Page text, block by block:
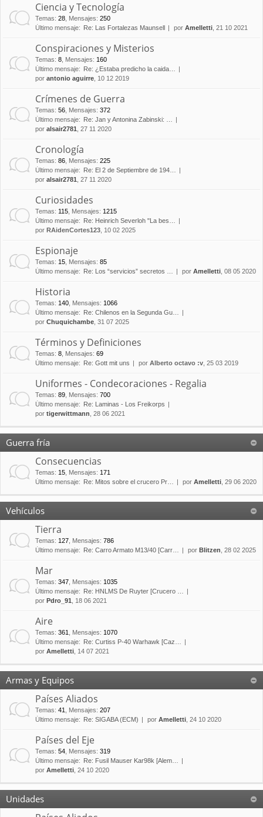
Ciencia y Tecnología
Temas: 28 Mensajes: 250
Último mensaje:
Re: Las Fortalezas Maunsell por Amelletti , 21 10 2021
Conspiraciones y Misterios
Temas: 8 Mensajes: 160
Último mensaje:
Re: ¿Estaba predicho la caida…
por antonio aguirre , 10 12 2019
Crímenes de Guerra
Temas: 56 Mensajes: 372
Último mensaje:
Re: Jan y Antonina Zabinski: …
por alsair2781 , 27 11 2020
Cronología
Temas: 86 Mensajes: 225
Último mensaje:
Re: El 2 de Septiembre de 194…
por alsair2781 , 27 11 2020
Curiosidades
Temas: 115 Mensajes: 1215
Último mensaje:
Re: Heinrich Severloh "La bes…
por RAidenCortes123 , 10 02 2025
Espionaje
Temas: 15 Mensajes: 85
Último mensaje:
Re: Los “servicios” secretos … por Amelletti , 08 05 2020
Historia
Temas: 140 Mensajes: 1066
Último mensaje:
Re: Chilenos en la Segunda Gu…
por Chuquichambe , 31 07 2025
Términos y Definiciones
Temas: 8 Mensajes: 69
Último mensaje:
Re: Gott mit uns por Alberto octavo :v , 25 03 2019
Uniformes - Condecoraciones - Regalia
Temas: 89 Mensajes: 700
Último mensaje:
Re: Laminas - Los Freikorps
por tigerwittmann , 28 06 2021
Guerra fría
Consecuencias
Temas: 15 Mensajes: 171
Último mensaje:
Re: Mitos sobre el crucero Pr… por Amelletti , 29 06 2020
Vehículos
Tierra
Temas: 127 Mensajes: 786
Último mensaje:
Re: Carro Armato M13/40 [Carr… por Blitzen , 28 02 2025
Mar
Temas: 347 Mensajes: 1035
Último mensaje:
Re: HNLMS De Ruyter [Crucero …
por Pdro_91 , 18 06 2021
Aire
Temas: 361 Mensajes: 1070
Último mensaje:
Re: Curtiss P-40 Warhawk [Caz…
por Amelletti , 14 07 2021
Armas y Equipos
Países Aliados
Temas: 41 Mensajes: 207
Último mensaje:
Re: SIGABA (ECM) por Amelletti , 24 10 2020
Países del Eje
Temas: 54 Mensajes: 319
Último mensaje:
Re: Fusil Mauser Kar98k [Alem…
por Amelletti , 24 10 2020
Unidades